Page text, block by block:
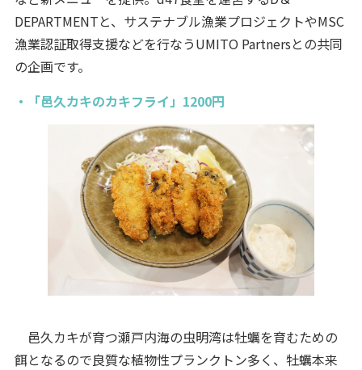
DEPARTMENTと、サステナブル漁業プロジェクトやMSC
漁業認証取得支援などを行なうUMITO Partnersとの共同
の企画です。
・「邑久カキのカキフライ」1200円
邑久カキが育つ瀬戸内海の虫明湾は牡蠣を育むための
餌となるので良質な植物性プランクトン多く、牡蠣本来